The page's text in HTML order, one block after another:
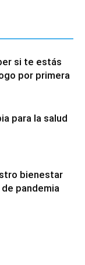
si te estás
por primera
para la salud
bienestar
pandemia